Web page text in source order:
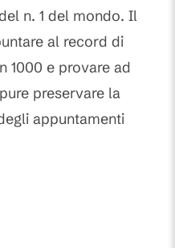
n. 1 del mondo. Il
al record di
1000 e provare ad
preservare la
appuntamenti